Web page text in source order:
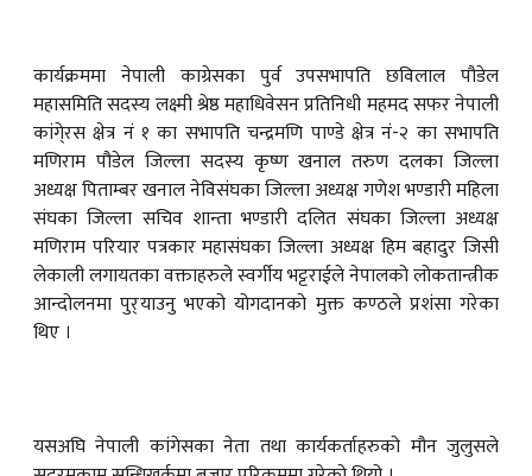
कार्यक्रममा नेपाली काग्रेसका पुर्व उपसभापति छविलाल पौडेल
महासमिति सदस्य लक्ष्मी श्रेष्ठ महाधिवेसन प्रतिनिधी महमद सफर नेपाली
कांगे्रस क्षेत्र नं १ का सभापति चन्द्रमणि पाण्डे क्षेत्र नं-२ का सभापति
मणिराम पौडेल जिल्ला सदस्य कृष्ण खनाल तरुण दलका जिल्ला
अध्यक्ष पिताम्बर खनाल नेविसंघका जिल्ला अध्यक्ष गणेश भण्डारी महिला
संघका जिल्ला सचिव शान्ता भण्डारी दलित संघका जिल्ला अध्यक्ष
मणिराम परियार पत्रकार महासंघका जिल्ला अध्यक्ष हिम बहादुर जिसी
लेकाली लगायतका वक्ताहरुले स्वर्गीय भट्टराईले नेपालको लोकतान्त्रीक
आन्दोलनमा पुर् याउनु भएको योगदानको मुक्त कण्ठले प्रशंसा गरेका
थिए ।
यसअघि नेपाली कांगेसका नेता तथा कार्यकर्ताहरुको मौन जुलुसले